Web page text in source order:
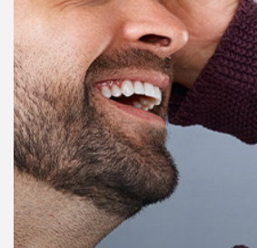
สต์
ของ
คุณ
เพลง
บทความ